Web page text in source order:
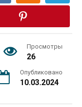
Просмотры
26
Опубликовано
10.03.2024